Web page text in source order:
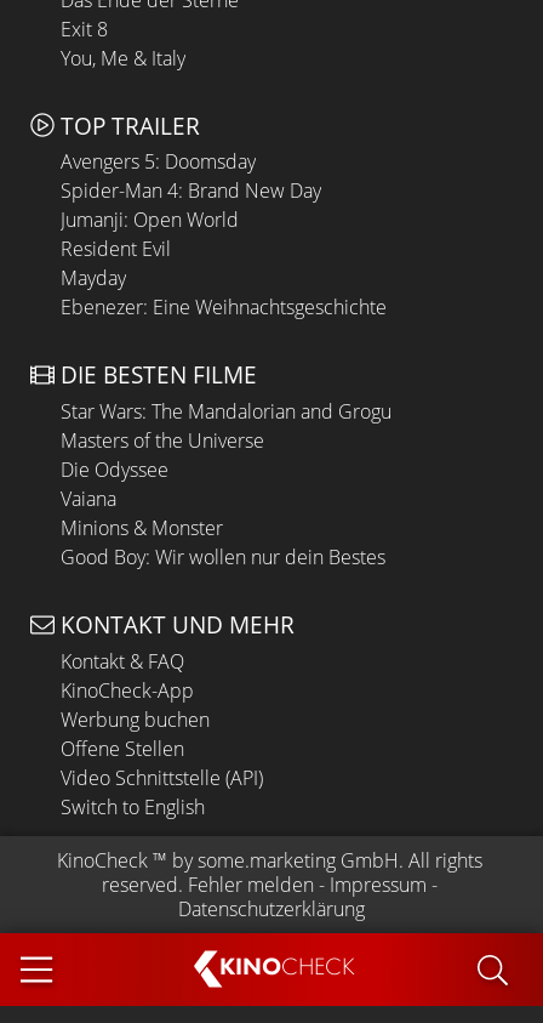
KINOCHECK
Exit 8
You, Me & Italy
TOP TRAILER
Avengers 5: Doomsday
Spider-Man 4: Brand New Day
Jumanji: Open World
Resident Evil
Mayday
Ebenezer: Eine Weihnachtsgeschichte
DIE BESTEN FILME
Star Wars: The Mandalorian and Grogu
Masters of the Universe
Die Odyssee
Vaiana
Minions & Monster
Good Boy: Wir wollen nur dein Bestes
KONTAKT UND MEHR
Kontakt & FAQ
KinoCheck-App
Werbung buchen
Offene Stellen
Video Schnittstelle (API)
Switch to English
KinoCheck ™ by some.marketing GmbH. All rights
reserved. Fehler melden - Impressum -
Datenschutzerklärung